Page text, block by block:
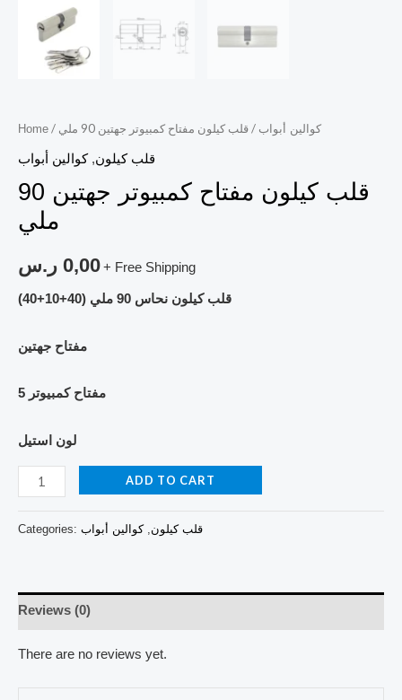
Home / كوالين أبواب / قلب كيلون مفتاح كمبيوتر جهتين 90 ملي
قلب كيلون,كوالين أبواب
قلب كيلون مفتاح كمبيوتر جهتين 90
ملي
0,00 ر.س + Free Shipping
قلب كيلون نحاس 90 ملي (40+10+40)
مفتاح جهتين
5 مفتاح كمبيوتر
لون استيل
ADD TO CART
Categories: قلب كيلون ,كوالين أبواب
Reviews (0)
There are no reviews yet.